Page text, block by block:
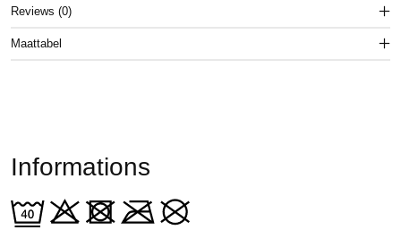
Reviews (0)
Maattabel
Informations